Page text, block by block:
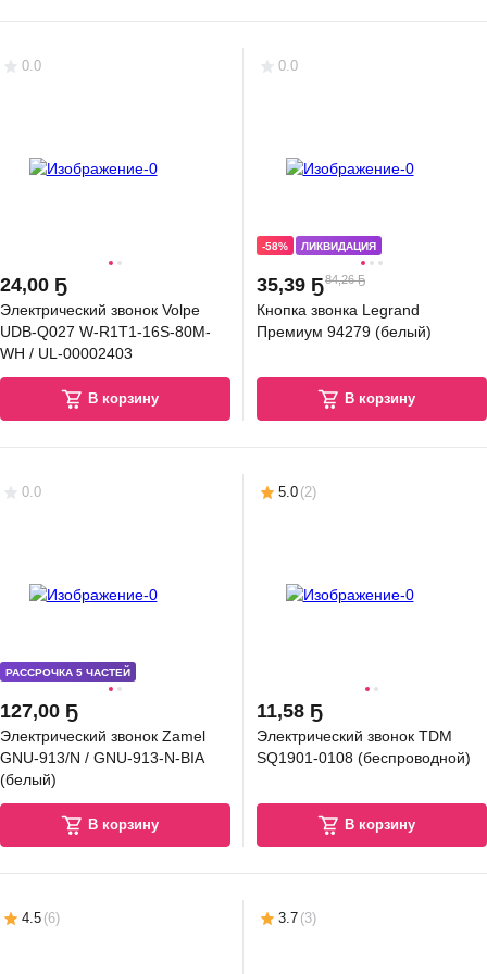
(белый/белый)
(белый/белый)
Ҕ
с рамкой Legrand Inspiria 673721 с заземлением + 673931
слоновая кость)
В корзину
5.0(185)
0.0
24,00 Ҕ
Электрический звонок Volpe
UDB-Q027 W-R1T1-16S-80M-
WH / UL-00002403
В корзину
0.0
-58% ЛИКВИДАЦИЯ
35,39 Ҕ84,26 Ҕ
Кнопка звонка Legrand
Премиум 94279 (белый)
В корзину
0.0
РАССРОЧКА 5 ЧАСТЕЙ
127,00 Ҕ
Электрический звонок Zamel
GNU-913/N / GNU-913-N-BIA
(белый)
В корзину
5.0 (2)
11,58 Ҕ
Электрический звонок TDM
SQ1901-0108 (беспроводной)
В корзину
4.5 (6) 3.7 (3)